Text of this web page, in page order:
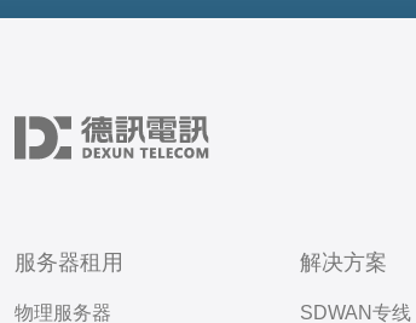
服务器租用
物理服务器
解决方案
SDWAN专线